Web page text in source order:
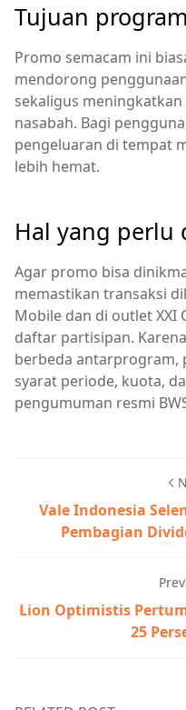
Tujuan program
Promo semacam ini
mendorong
sekaligus
nasabah. Bagi
pengeluaran di tempat
lebih hemat.
Hal yang perlu
Agar promo bisa
memastikan transaksi
Mobile dan di outlet XXI
daftar partisipan.
berbeda antarprogram,
syarat periode, kuota,
pengumuman resmi
Vale Indonesia
Pembagian
Lion Optimistis
25